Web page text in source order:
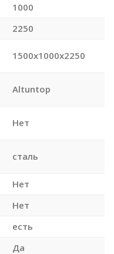
1000
2250
1500x1000x2250
Altuntop
Нет
сталь
Нет
Нет
есть
Да